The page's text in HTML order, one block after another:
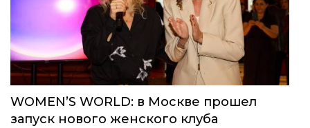
WOMEN’S WORLD: в Москве прошел
запуск нового женского клуба